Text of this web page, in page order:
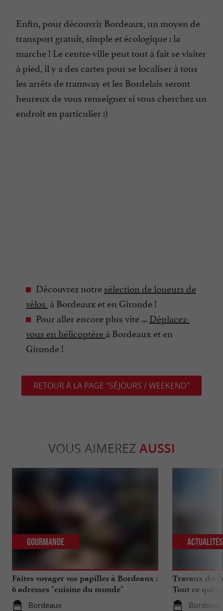
Enfin, pour découvrir Bordeaux, un moyen de
transport gratuit, simple et écologique : la
marche ! Le centre-ville peut tout à fait se visiter
à pied, il y a des cartes pour se localiser à tous
les arrêts de tramway et les Bordelais seront
heureux de vous renseigner si vous cherchez un
endroit en particulier :)
Découvrez notresélection de loueurs de
vélos à Bordeaux et en Gironde !
Pour aller encore plus vite ...Déplacez-
vous en hélicoptèreà Bordeaux et en
Gironde !
RETOUR À LA PAGE "SÉJOURS / WEEKEND"
VOUS AIMEREZ AUSSI
Faites voyager vos papilles à Bordeaux :
6 adresses "cuisine du monde"
Bordeaux
Gourmande
Travaux du
Tout ce qui
Bordeaux
Actualités